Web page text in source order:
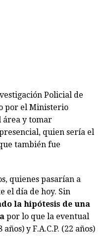
Policial de
por el Ministerio
área y tomar
quien sería el
también fue
quienes pasarían a
el día de hoy. Sin
la hipótesis de una
por lo que la eventual
y F.A.C.P. (22 años)